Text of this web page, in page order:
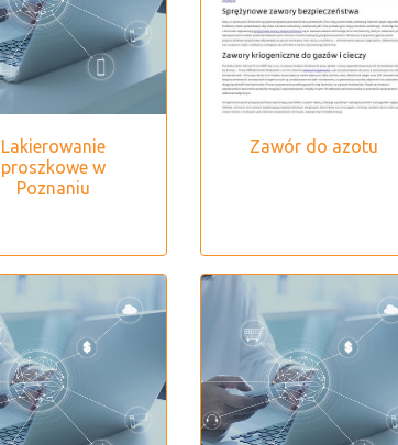
Lakierowanie
proszkowe w
Poznaniu
Zawór do azotu